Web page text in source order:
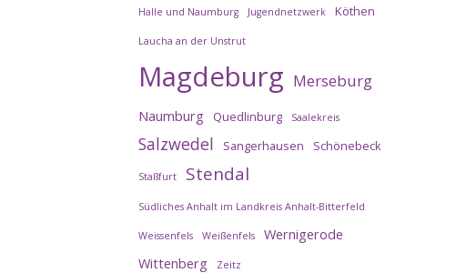
Halle und Naumburg Jugendnetzwerk Köthen
Laucha an der Unstrut
Magdeburg Merseburg
Naumburg Quedlinburg Saalekreis
Salzwedel Sangerhausen Schönebeck
Staßfurt Stendal
Südliches Anhalt im Landkreis Anhalt-Bitterfeld
Weissenfels Weißenfels
Wernigerode
Wittenberg
Zeitz